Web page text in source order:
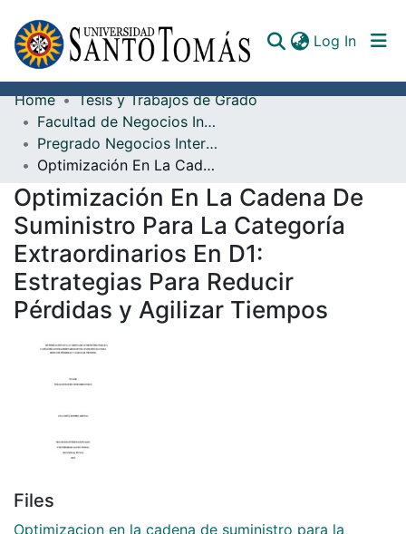
Log In
Communities & Collections
All of DSpace
Documents
Home
Tesis y Trabajos de Grado
Facultad de Negocios Internacionales
Pregrado Negocios Internacionales
Optimización En La Cadena De Suministro Para La Categoría Extraordinarios En D1: Estrategias Para Reducir Pérdidas y Agilizar Tiempos
Optimización En La Cadena De
Suministro Para La Categoría
Extraordinarios En D1:
Estrategias Para Reducir
Pérdidas y Agilizar Tiempos
Files
Optimizacion en la cadena de suministro para la